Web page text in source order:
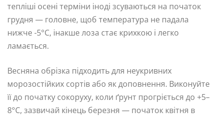
тепліші осені терміни іноді зсуваються на початок
грудня — головне, щоб температура не падала
нижче -5°C, інакше лоза стає крихкою і легко
ламається.
Весняна обрізка підходить для неукривних
морозостійких сортів або як доповнення. Виконуйте
її до початку сокоруху, коли ґрунт прогріється до +5–
8°C, зазвичай кінець березня — початок квітня в